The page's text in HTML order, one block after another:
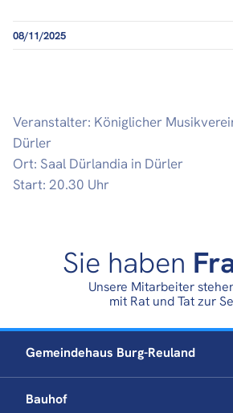
08/11/2025
Veranstalter: Königlicher
Dürler
Ort: Saal Dürlandia in Dürler
Start: 20.30 Uhr
Sie haben
Unsere Mitarbeiter
mit Rat und Tat zur
Gemeindehaus Burg-Reuland
Bauhof